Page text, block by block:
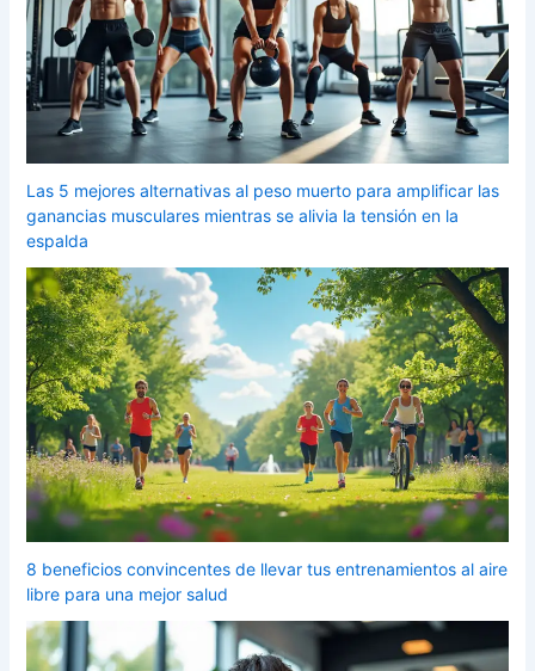
Las 5 mejores alternativas al peso muerto para amplificar las
ganancias musculares mientras se alivia la tensión en la
espalda
8 beneficios convincentes de llevar tus entrenamientos al aire
libre para una mejor salud